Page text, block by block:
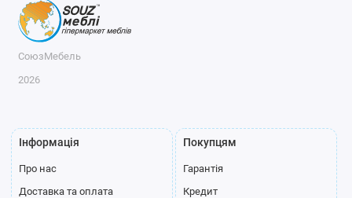
СоюзМебель
2026
Інформація
Про нас
Доставка та оплата
Покупцям
Гарантія
Кредит